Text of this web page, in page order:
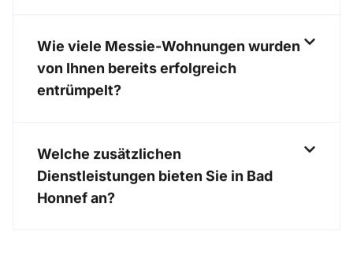
Wie viele Messie-Wohnungen wurden
von Ihnen bereits erfolgreich
entrümpelt?
Welche zusätzlichen
Dienstleistungen bieten Sie in Bad
Honnef an?